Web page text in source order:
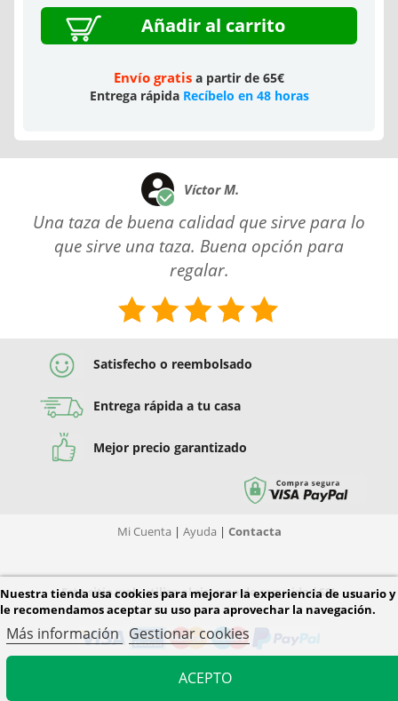
Nuestra tienda usa cookies para mejorar la experiencia de usuario y
le recomendamos aceptar su uso para aprovechar la navegación.
Más información Gestionar cookies
ACEPTO
Añadir al carrito
Envío gratis a partir de 65€
Entrega rápida Recíbelo en 48 horas
Víctor M.
Una taza de buena calidad que sirve para lo
que sirve una taza. Buena opción para
regalar.
Satisfecho o reembolsado
Entrega rápida a tu casa
Mejor precio garantizado
Mi Cuenta | Ayuda | Contacta
Este sitio web utiliza el sistema de seguridad SSL
© 2026 Diver Tiendas. Todos los derechos reservados.